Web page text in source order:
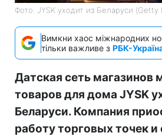
Фото: JYSK уходит из Беларуси (Getty
Вимкни хаос міжнародних
тільки важливе з РБК-
Датская сеть магазинов
товаров для дома JYSK
Беларуси. Компания
работу торговых точек и